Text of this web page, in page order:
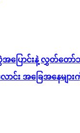
အ​ပြောင်းနဲ့ လွှတ်တ
င်း အခြေအနေများ